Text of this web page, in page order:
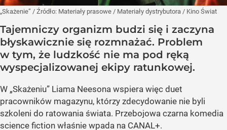
„Skażenie” / Źródło: Materiały prasowe / Materiały dystrybutora / Kino Świat
Tajemniczy organizm budzi się i zaczyna
błyskawicznie się rozmnażać. Problem
w tym, że ludzkość nie ma pod ręką
wyspecjalizowanej ekipy ratunkowej.
W „Skażeniu” Liama Neesona wspiera więc duet
pracowników magazynu, którzy zdecydowanie nie byli
szkoleni do ratowania świata. Przebojowa czarna komedia
science fiction właśnie wpada na CANAL+.